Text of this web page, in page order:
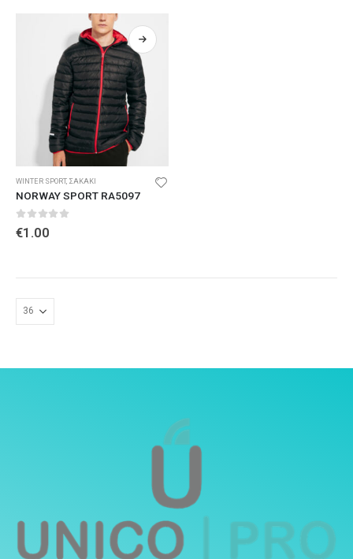
WINTER SPORT, ΣΑΚΑΚΙ
NORWAY SPORT RA5097
0 out of 5
€1.00